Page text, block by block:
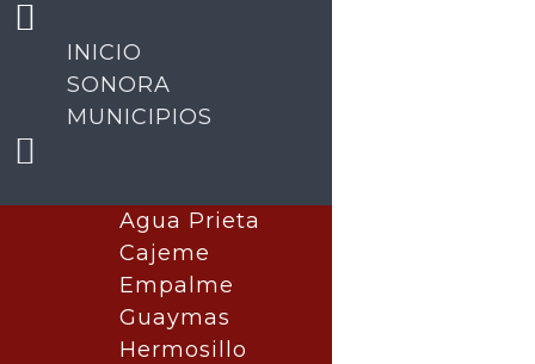
INICIO
SONORA
MUNICIPIOS
Agua Prieta
Cajeme
Empalme
Guaymas
Hermosillo